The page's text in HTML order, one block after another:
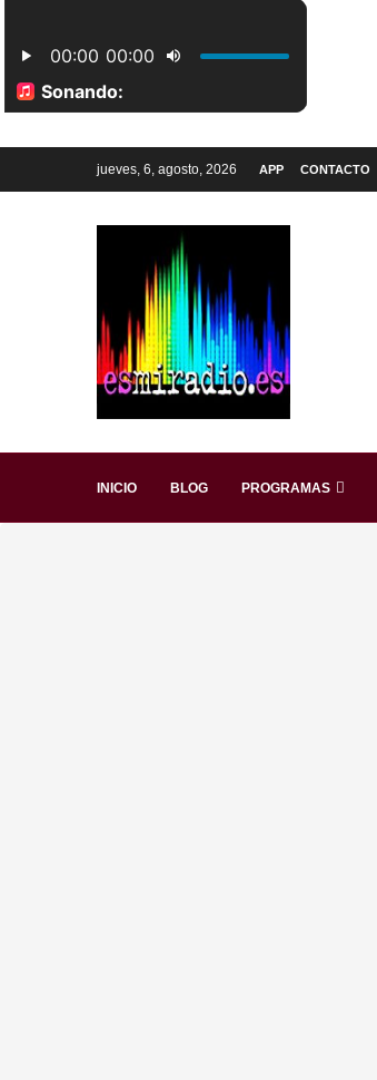
jueves, 6, agosto, 2026 APP CONTACTO
INICIO BLOG PROGRAMAS